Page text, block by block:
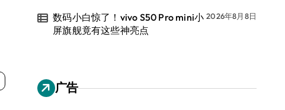
数码小白惊了！vivo S50 Pro mini小
屏旗舰竟有这些神亮点
2026年8月8日
广告